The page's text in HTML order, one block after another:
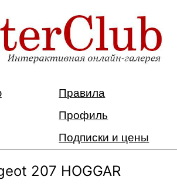
Правила
Профиль
Подписки и цены
207 HOGGAR